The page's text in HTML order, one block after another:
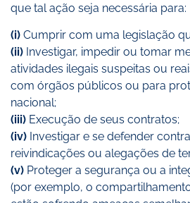
que tal ação seja necessária para:
(i) Cumprir com uma legislação
(ii) Investigar, impedir ou tomar
atividades ilegais suspeitas ou
com órgãos públicos ou para
nacional;
(iii) Execução de seus contratos;
(iv) Investigar e se defender
reivindicações ou alegações de
(v) Proteger a segurança ou a
(por exemplo, o